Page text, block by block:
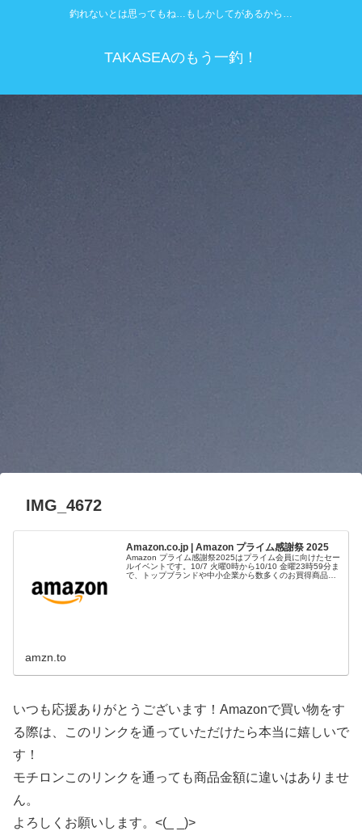
釣れないとは思ってもね…もしかしてがあるから…
TAKASEAのもう一釣！
IMG_4672
Amazon.co.jp | Amazon プライム感謝祭 2025
Amazon プライム感謝祭2025はプライム会員に向けたセー
ルイベントです。10/7 火曜0時から10/10 金曜23時59分ま
で、トップブランドや中小企業から数多くのお買得商品が
amzn.to
いつも応援ありがとうございます！Amazonで買い物をす
る際は、このリンクを通っていただけたら本当に嬉しいで
す！
モチロンこのリンクを通っても商品金額に違いはありませ
ん。
よろしくお願いします。<(_ _)>